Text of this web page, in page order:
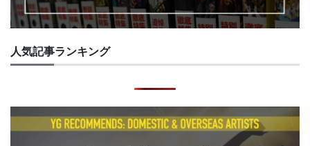
人気記事ランキング